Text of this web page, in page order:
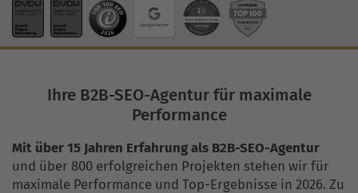
Ihre B2B-SEO-Agentur für maximale
Performance
Mit über 15 Jahren Erfahrung als B2B-SEO-Agentur
und über 800 erfolgreichen Projekten stehen wir für
maximale Performance und Top-Ergebnisse in 2026. Zu